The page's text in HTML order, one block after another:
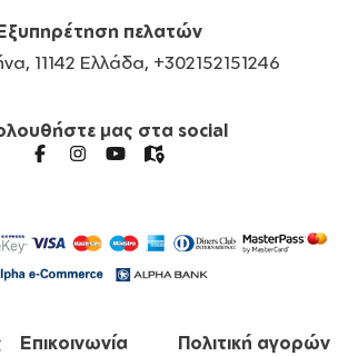
πελατών
11142 Ελλάδα, +302152151246
μας στα social
Επικοινωνία Πολιτική αγορών